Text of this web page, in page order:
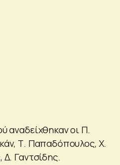
αναδείχθηκαν οι Π.
Τ. Παπαδόπουλος, Χ.
Γαντσίδης.